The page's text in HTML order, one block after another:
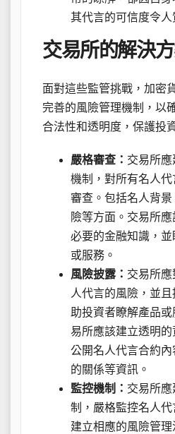
其代言的可信度令人
交易所的解決方
面對這些監管挑戰，加密
完善的風險管理機制，以
合法性和透明度，保護投
嚴格審查： 交易所
機制，對所有名人
審查。包括名人背
險等方面。交易所
必要的金融知識，
或服務。
風險披露： 交易所
人代言的風險，並
助投資者瞭解產品
易所應該建立透明
公開名人代言合約
的關係等資訊。
監控機制： 交易所
制，嚴格監控名人
建立相應的風險管